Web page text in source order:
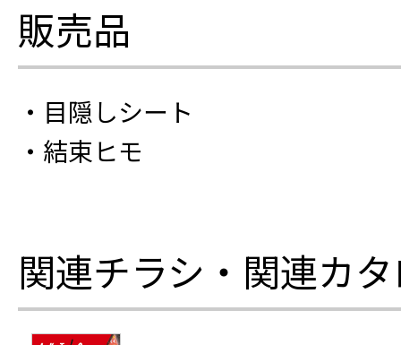
販売品
・目隠しシート
・結束ヒモ
関連チラシ・関連カ